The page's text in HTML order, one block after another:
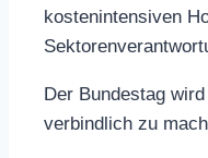
kostenintensiven
Der Bundestag
verbindlich zu